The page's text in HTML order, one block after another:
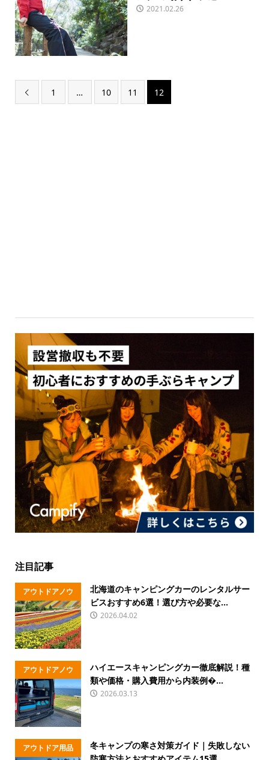
2021.02.26
 1 … 10 11 12
注目記事
アウトドアノウ
ハウ
北海道のキャンピングカーのレンタルサー
ビスおすすめ6選！選び方や必要な...
2026.04.02
アウトドアノウ
ハウ
ハイエースキャンピングカー徹底解説！種
類や価格・購入費用から内装例�...
2026.03.13
アウトドア用品
冬キャンプの寒さ対策ガイド｜失敗しない